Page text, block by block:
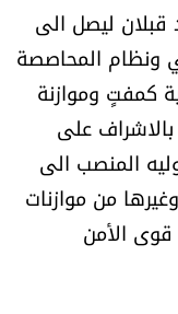
قبلان ليصل الى
ونظام المحاصصة
كمفتٍ وموازنة
على
المنصب الى
من موازنات
الأمن